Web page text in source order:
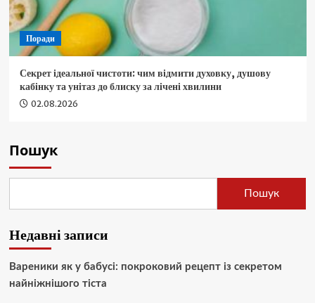
Поради
Секрет ідеальної чистоти: чим відмити духовку, душову
кабінку та унітаз до блиску за лічені хвилини
02.08.2026
Пошук
Пошук
Недавні записи
Вареники як у бабусі: покроковий рецепт із секретом
найніжнішого тіста